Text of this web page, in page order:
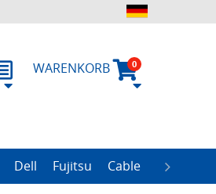
WARENKORB 0
Dell Fujitsu Cable Zebra